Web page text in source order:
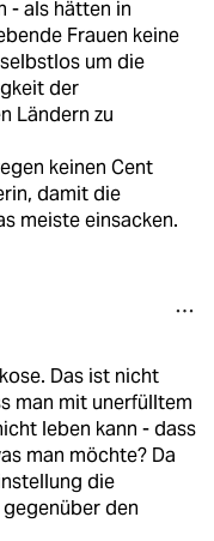
- als hätten in
Frauen keine
um die
der
Ländern zu
keinen Cent
damit die
meiste einsacken.
Das ist nicht
man mit unerfülltem
leben kann - dass
man möchte? Da
die
den